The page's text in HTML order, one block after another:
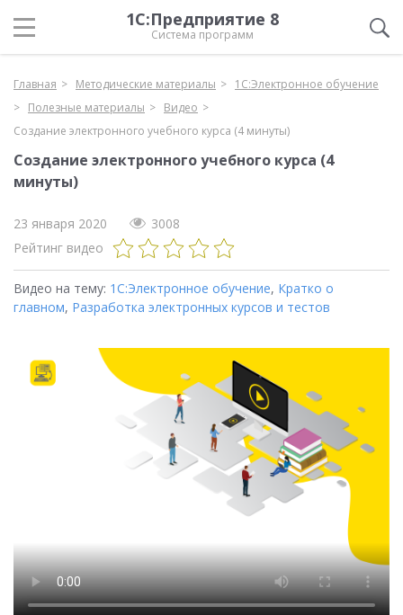
1С:Предприятие 8
Система программ
Главная Методические материалы
1С:Электронное обучение
Полезные материалы
Видео
Создание электронного учебного курса (4 минуты)
Создание электронного учебного курса (4
минуты)
23 января 2020
3008
Рейтинг видео
Видео на тему: 1С:Электронное обучение, Кратко о
главном, Разработка электронных курсов и тестов